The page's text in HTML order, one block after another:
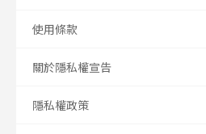
使用條款
關於隱私權宣告
隱私權政策